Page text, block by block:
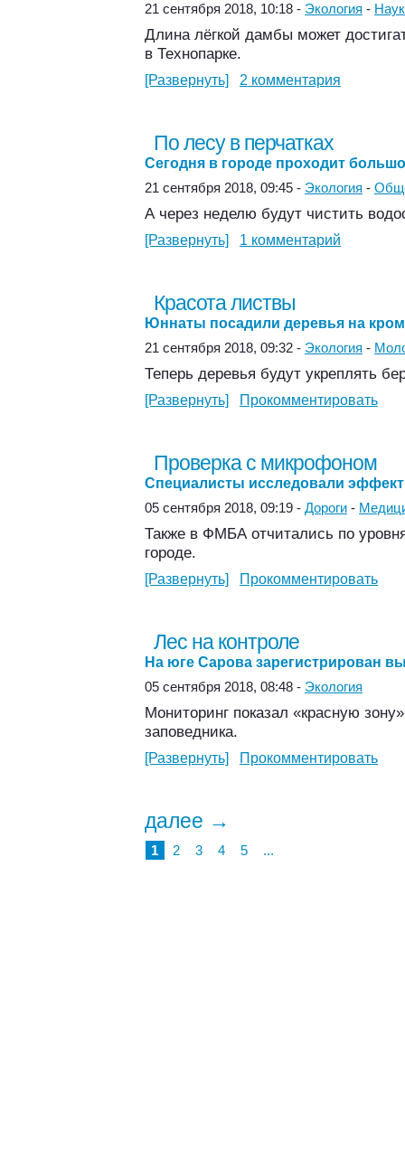
21 сентября 2018, 10:18 - Экология -
Длина лёгкой дамбы может
в Технопарке.
[Развернуть] 2 комментария
По лесу в перчатках
Сегодня в городе проходит
21 сентября 2018, 09:45 - Экология -
А через неделю будут чистить
[Развернуть] 1 комментарий
Красота листвы
Юннаты посадили деревья на
21 сентября 2018, 09:32 - Экология -
Теперь деревья будут укреплять
[Развернуть] Прокомментировать
Проверка с микрофоном
Специалисты исследовали
05 сентября 2018, 09:19 - Дороги -
Также в ФМБА отчитались по
городе.
[Развернуть] Прокомментировать
Лес на контроле
На юге Сарова зарегистрирован
05 сентября 2018, 08:48 - Экология
Мониторинг показал «красную
заповедника.
[Развернуть] Прокомментировать
далее →
1 2 3 4 5 ...